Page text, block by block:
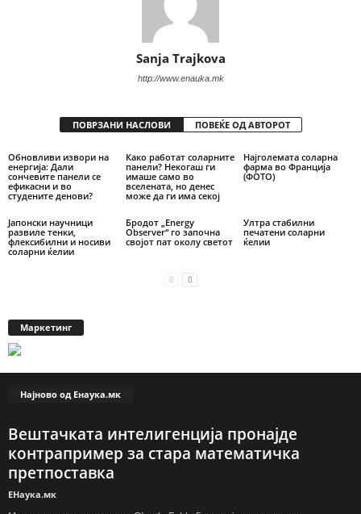
Sanja Trajkova
http://www.enauka.mk
ПОВРЗАНИ НАСЛОВИ ПОВЕЌЕ ОД АВТОРОТ
Обновливи извори на
енергија: Дали
сончевите панели се
ефикасни и во
студените денови?
Како работат соларните
панели? Некогаш ги
имаше само во
вселената, но денес
може да ги има секој
Најголемата соларна
фарма во Франција
(ФОТО)
Јапонски научници
развиле тенки,
флексибилни и носиви
соларни ќелии
Бродот „Energy
Observer“ го започна
својот пат околу светот
Ултра стабилни
печатени соларни
ќелии
Маркетинг
Најново од Енаука.мк
Вештачката интелигенција пронајде
контрапример за стара математичка
претпоставка
ЕНаука.мк